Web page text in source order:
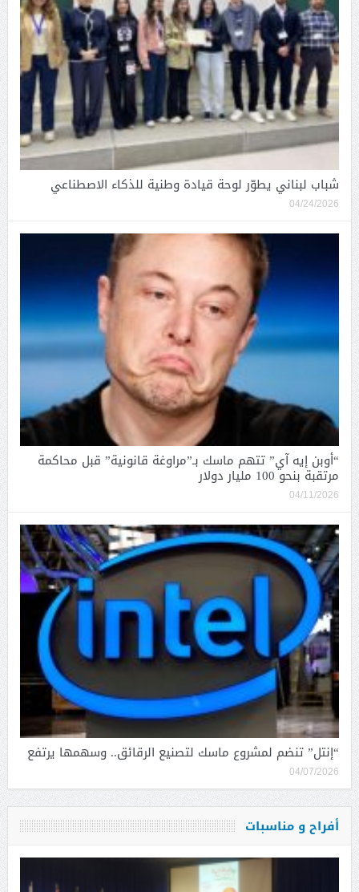
شباب لبناني يطوّر لوحة قيادة وطنية للذكاء الاصطناعي
04/24/2026
“أوبن إيه آي” تتهم ماسك بـ”مراوغة قانونية” قبل محاكمة
مرتقبة بنحو 100 مليار دولار
04/11/2026
“إنتل” تنضم لمشروع ماسك لتصنيع الرقائق.. وسهمها يرتفع
04/07/2026
أفراح و مناسبات